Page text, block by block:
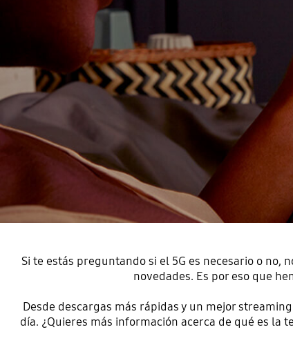
Si te estás preguntando si el 5G es necesario o no,
novedades. Es por eso que
Desde descargas más rápidas y un mejor
día. ¿Quieres más información acerca de qué es